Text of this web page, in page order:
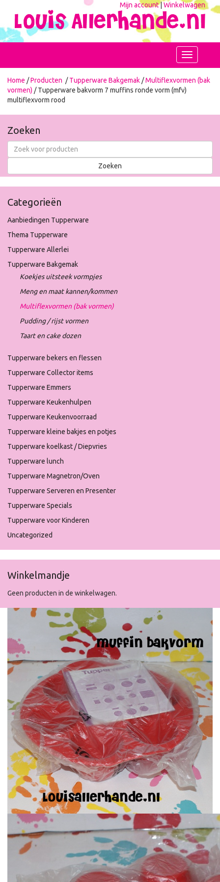
Mijn account|Winkelwagen
Toggle
navigation
Home /Producten /Tupperware Bakgemak /Multiflexvormen (bak
vormen) / Tupperware bakvorm 7 muffins ronde vorm (mfv)
multiflexvorm rood
Zoeken
Categorieën
Aanbiedingen Tupperware
Thema Tupperware
Tupperware Allerlei
Tupperware Bakgemak
Koekjes uitsteek vormpjes
Meng en maat kannen/kommen
Multiflexvormen (bak vormen)
Pudding / rijst vormen
Taart en cake dozen
Tupperware bekers en flessen
Tupperware Collector items
Tupperware Emmers
Tupperware Keukenhulpen
Tupperware Keukenvoorraad
Tupperware kleine bakjes en potjes
Tupperware koelkast / Diepvries
Tupperware lunch
Tupperware Magnetron/Oven
Tupperware Serveren en Presenter
Tupperware Specials
Tupperware voor Kinderen
Uncategorized
Winkelmandje
Geen producten in de winkelwagen.